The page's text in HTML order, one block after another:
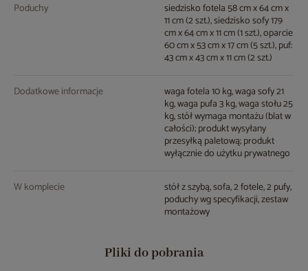
Poduchy siedzisko fotela 58 cm x 64 cm x
11 cm (2 szt.), siedzisko sofy 179
cm x 64 cm x 11 cm (1 szt.), oparcie
60 cm x 53 cm x 17 cm (5 szt.), puf:
43 cm x 43 cm x 11 cm (2 szt.)
Dodatkowe informacje waga fotela 10 kg, waga sofy 21
kg, waga pufa 3 kg, waga stołu 25
kg, stół wymaga montażu (blat w
całości); produkt wysyłany
przesyłką paletową; produkt
wyłącznie do użytku prywatnego
W komplecie stół z szybą, sofa, 2 fotele, 2 pufy,
poduchy wg specyfikacji, zestaw
montażowy
Pliki do pobrania